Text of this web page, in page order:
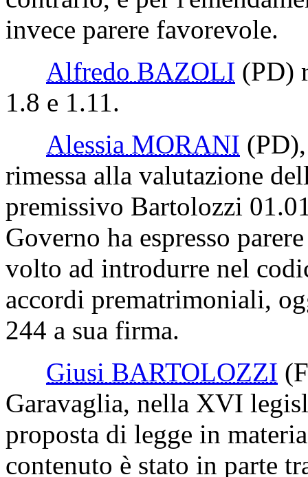
La sottosegretaria
conforme a quello della
premissivo Bartolozzi
contrario, e per
invece parere favorevole.
Alfredo BAZOLI (PD)
1.8 e 1.11.
Alessia MORANI (PD)
rimessa alla valutazione
premissivo Bartolozzi
Governo ha espresso
volto ad introdurre nel
accordi prematrimoniali,
244 a sua firma.